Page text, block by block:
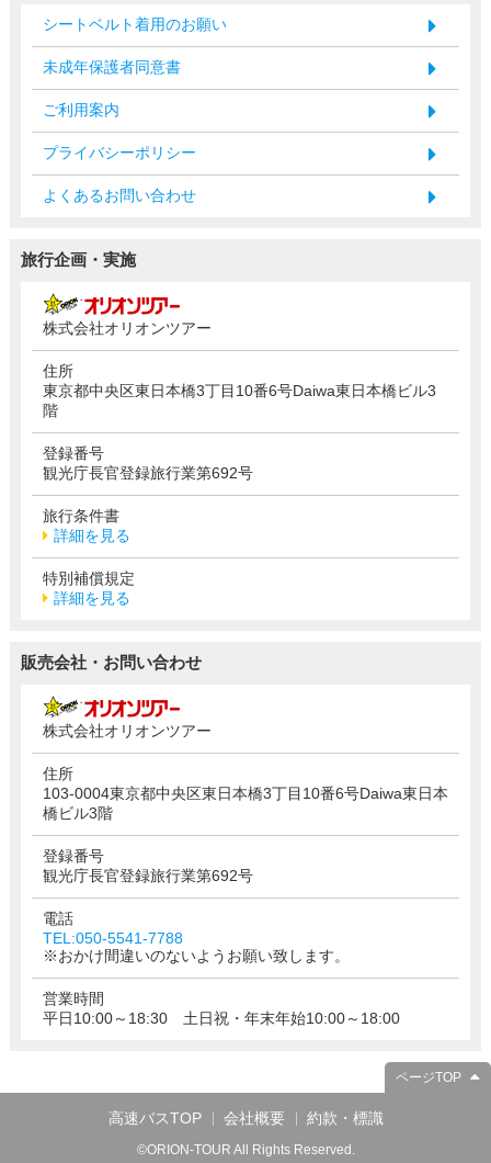
シートベルト着用のお願い
未成年保護者同意書
ご利用案内
プライバシーポリシー
よくあるお問い合わせ
旅行企画・実施
株式会社オリオンツアー
住所
東京都中央区東日本橋3丁目10番6号Daiwa東日本橋ビル3
階
登録番号
観光庁長官登録旅行業第692号
旅行条件書
詳細を見る
特別補償規定
詳細を見る
販売会社・お問い合わせ
株式会社オリオンツアー
住所
103-0004東京都中央区東日本橋3丁目10番6号Daiwa東日本
橋ビル3階
登録番号
観光庁長官登録旅行業第692号
電話
TEL:050-5541-7788
※おかけ間違いのないようお願い致します。
営業時間
平日10:00～18:30 土日祝・年末年始10:00～18:00
ページTOP
高速バスTOP 会社概要 約款・標識
©ORION-TOUR All Rights Reserved.